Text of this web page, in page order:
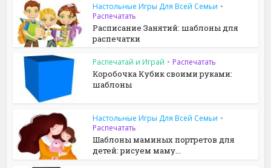
Настольные Игры Для Всей Семьи •
Распечатать
Расписание Занятий: шаблоны для
распечатки
Распечатай и Играй • Распечатать
Коробочка Кубик своими руками:
шаблоны
Настольные Игры Для Всей Семьи •
Распечатать
Шаблоны маминых портретов для
детей: рисуем маму...